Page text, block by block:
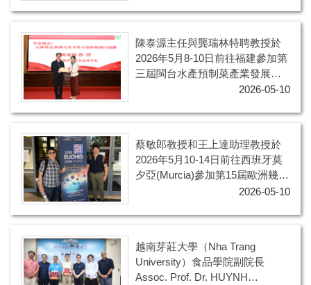
陳泰源主任與龔瑞林特聘教授於
2026年5月8-10日前往福建參加第
三屆閩台水產預制菜產業發展研
2026-05-10
蔡敏郎教授和王上達助理教授於
2026年5月10-14日前往西班牙莫
夕亞(Murcia)參加第15屆歐洲幾丁
2026-05-10
越南芽莊大學（Nha Trang
University）食品學院副院長
Assoc. Prof. Dr. HUYNH